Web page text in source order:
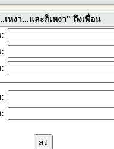
หงา...และก็เหงา" ถึงเพื่อน